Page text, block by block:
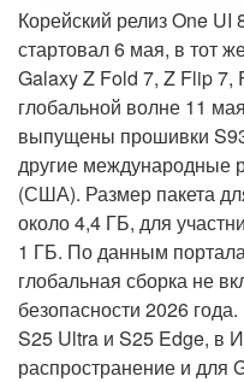
Корейский релиз One
стартовал6 мая, в тот
Galaxy Z Fold 7, Z Flip 7,
глобальной волне 11 мая
выпущены прошивки
другие международные
(США). Размер пакета
около 4,4 ГБ, для
1 ГБ. По данным
глобальная сборка не
безопасности 2026
S25 Ultra и S25 Edge, в
распространение и для